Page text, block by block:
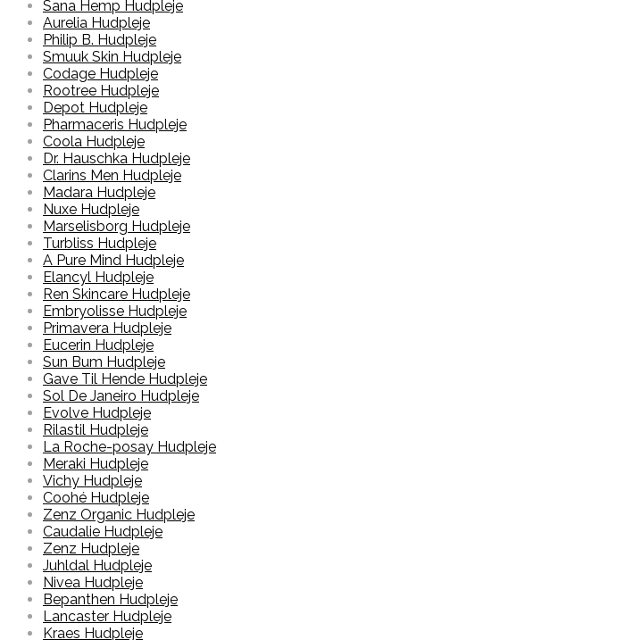
Sana Hemp Hudpleje
Aurelia Hudpleje
Philip B. Hudpleje
Smuuk Skin Hudpleje
Codage Hudpleje
Rootree Hudpleje
Depot Hudpleje
Pharmaceris Hudpleje
Coola Hudpleje
Dr. Hauschka Hudpleje
Clarins Men Hudpleje
Madara Hudpleje
Nuxe Hudpleje
Marselisborg Hudpleje
Turbliss Hudpleje
A Pure Mind Hudpleje
Elancyl Hudpleje
Ren Skincare Hudpleje
Embryolisse Hudpleje
Primavera Hudpleje
Eucerin Hudpleje
Sun Bum Hudpleje
Gave Til Hende Hudpleje
Sol De Janeiro Hudpleje
Evolve Hudpleje
Rilastil Hudpleje
La Roche-posay Hudpleje
Meraki Hudpleje
Vichy Hudpleje
Coohé Hudpleje
Zenz Organic Hudpleje
Caudalie Hudpleje
Zenz Hudpleje
Juhldal Hudpleje
Nivea Hudpleje
Bepanthen Hudpleje
Lancaster Hudpleje
Kraes Hudpleje